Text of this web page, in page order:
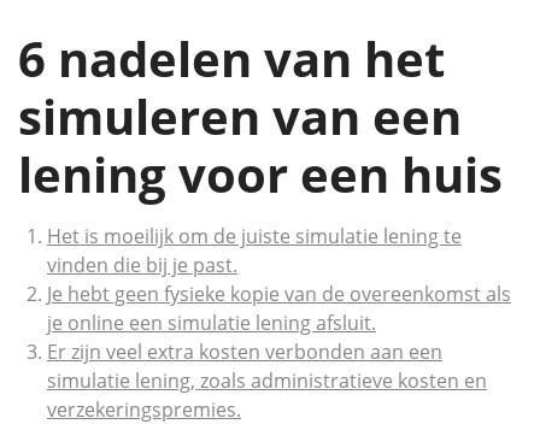
6 nadelen van het
simuleren van een
lening voor een huis
Het is moeilijk om de juiste simulatie lening te
vinden die bij je past.
Je hebt geen fysieke kopie van de overeenkomst als
je online een simulatie lening afsluit.
Er zijn veel extra kosten verbonden aan een
simulatie lening, zoals administratieve kosten en
verzekeringspremies.